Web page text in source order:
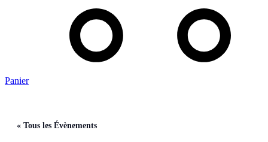
Panier
« Tous les Évènements